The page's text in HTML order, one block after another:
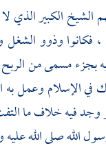
الشيخ الكبير الذي
، فكانوا وذوو
بجزء مسمى من
في الإسلام وعمل به
فيه خلاف ما
الله صلى الله